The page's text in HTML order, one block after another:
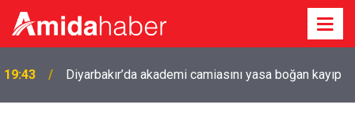
19:43 Diyarbakır’da akademi camiasını yasa boğan kayıp